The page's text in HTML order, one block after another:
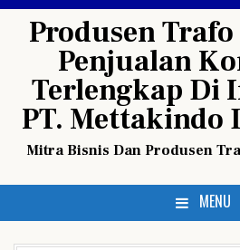
Produsen
Penjualan
Terlengkap Di
PT. Mettakindo
Mitra Bisnis Dan Produsen
MENU